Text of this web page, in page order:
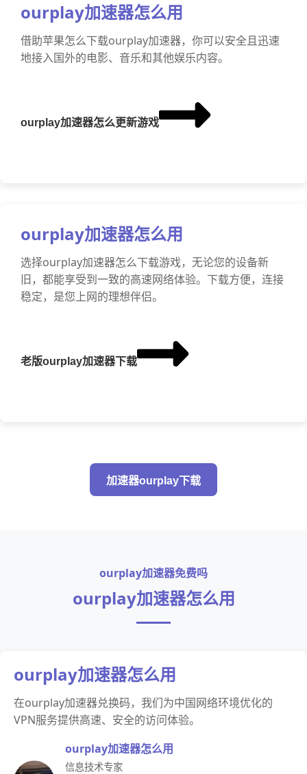
ourplay加速器怎么用
借助苹果怎么下载ourplay加速器，你可以安全且迅速
地接入国外的电影、音乐和其他娱乐内容。
ourplay加速器怎么更新游戏
ourplay加速器怎么用
选择ourplay加速器怎么下载游戏，无论您的设备新
旧，都能享受到一致的高速网络体验。下载方便，连接
稳定，是您上网的理想伴侣。
老版ourplay加速器下载
加速器ourplay下载
ourplay加速器免费吗
ourplay加速器怎么用
ourplay加速器怎么用
在ourplay加速器兑换码，我们为中国网络环境优化的
VPN服务提供高速、安全的访问体验。
ourplay加速器怎么用
信息技术专家